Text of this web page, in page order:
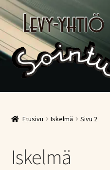
Siirry
navigointiin
Siirry
sisältöön
Etusivu
Kauppa
Etusivu Iskelmä Sivu 2
Iskelmä